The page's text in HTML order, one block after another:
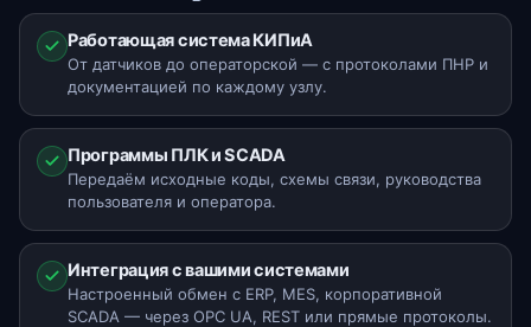
Работающая система КИПиА
От датчиков до операторской — с протоколами ПНР и
документацией по каждому узлу.
Программы ПЛК и SCADA
Передаём исходные коды, схемы связи, руководства
пользователя и оператора.
Интеграция с вашими системами
Настроенный обмен с ERP, MES, корпоративной
SCADA — через OPC UA, REST или прямые протоколы.